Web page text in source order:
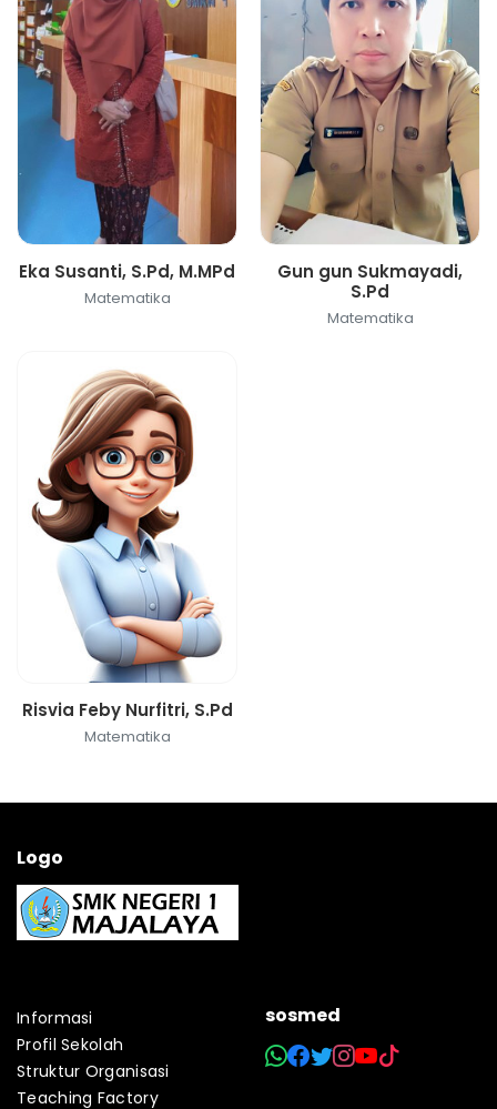
Eka Susanti, S.Pd, M.MPd
Matematika
Gun gun Sukmayadi,
S.Pd
Matematika
Risvia Feby Nurfitri, S.Pd
Matematika
Logo
Informasi
Profil Sekolah
Struktur Organisasi
Teaching Factory
sosmed